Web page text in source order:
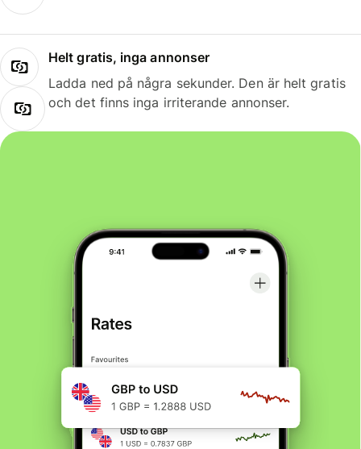
Helt gratis, inga annonser
Ladda ned på några sekunder. Den är helt gratis
och det finns inga irriterande annonser.